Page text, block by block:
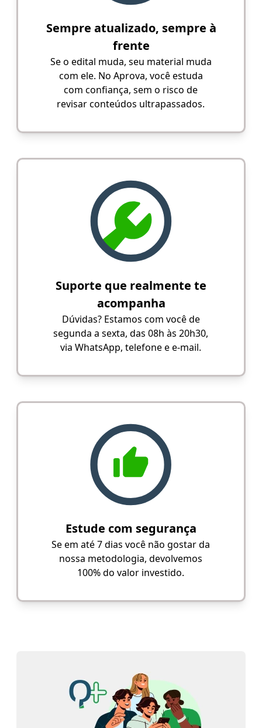
Sempre atualizado, sempre à
frente
Se o edital muda, seu material muda
com ele. No Aprova, você estuda
com confiança, sem o risco de
revisar conteúdos ultrapassados.
Suporte que realmente te
acompanha
Dúvidas? Estamos com você de
segunda a sexta, das 08h às 20h30,
via WhatsApp, telefone e e-mail.
Estude com segurança
Se em até 7 dias você não gostar da
nossa metodologia, devolvemos
100% do valor investido.